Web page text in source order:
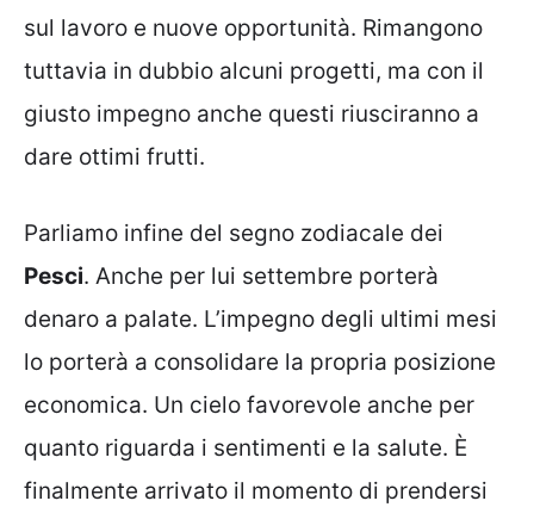
sul lavoro e nuove opportunità. Rimangono
tuttavia in dubbio alcuni progetti, ma con il
giusto impegno anche questi riusciranno a
dare ottimi frutti.
Parliamo infine del segno zodiacale dei
Pesci. Anche per lui settembre porterà
denaro a palate. L’impegno degli ultimi mesi
lo porterà a consolidare la propria posizione
economica. Un cielo favorevole anche per
quanto riguarda i sentimenti e la salute. È
finalmente arrivato il momento di prendersi